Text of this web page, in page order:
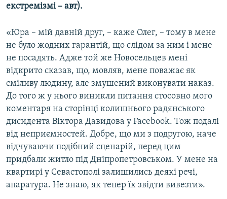
екстремізмі – авт).
«Юра – мій давній друг, – каже Олег, – тому в мене
не було жодних гарантій, що слідом за ним і мене
не посадять. Адже той же Новосельцев мені
відкрито сказав, що, мовляв, мене поважає як
сміливу людину, але змушений виконувати наказ.
До того ж у нього виникли питання стосовно мого
коментаря на сторінці колишнього радянського
дисидента Віктора Давидова у Facebook. Тож подалі
від неприємностей. Добре, що ми з подругою, наче
відчуваючи подібний сценарій, перед цим
придбали житло під Дніпропетровськом. У мене на
квартирі у Севастополі залишились деякі речі,
апаратура. Не знаю, як тепер їх звідти вивезти».